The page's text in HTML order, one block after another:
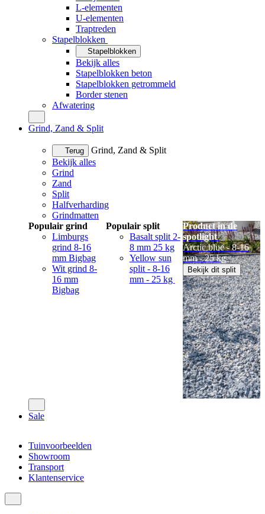
L-elementen
U-elementen
Traptreden
Stapelblokken
Stapelblokken
Bekijk alles
Stapelblokken beton
Stapelblokken getrommeld
Border stenen
Afwatering
Grind, Zand & Split
Terug
Grind, Zand & Split
Bekijk alles
Grind
Zand
Split
Halfverharding
Grindmatten
Populair grind
Limburgs
grind 8-16
mm Bigbag
Wit grind 8-
16 mm
Bigbag
Populair split
Basalt split 2-
8 mm 25 kg
Yellow sun
split - 8-16
mm - 25 kg
Product in de
spotlight
Arctic blue - 8-16
mm - 25 kg
Bekijk dit split
Sale
Tuinvoorbeelden
Showroom
Transport
Klantenservice